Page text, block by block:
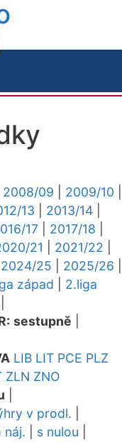
2008/09 2009/10
13 2013/14
17 2017/18
21 2021/22
2024/25 2025/26
západ
2.liga
sestupně
LIB LIT PCE PLZ
ZLN ZNO
v prodl.
náj. s nulou